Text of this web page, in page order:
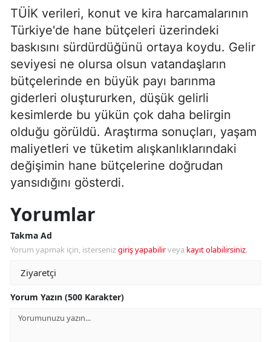
TÜİK verileri, konut ve kira harcamalarının
Türkiye'de hane bütçeleri üzerindeki
baskısını sürdürdüğünü ortaya koydu. Gelir
seviyesi ne olursa olsun vatandaşların
bütçelerinde en büyük payı barınma
giderleri oluştururken, düşük gelirli
kesimlerde bu yükün çok daha belirgin
olduğu görüldü. Araştırma sonuçları, yaşam
maliyetleri ve tüketim alışkanlıklarındaki
değişimin hane bütçelerine doğrudan
yansıdığını gösterdi.
Yorumlar
Takma Ad
Yorum yapmak için, istersenizgiriş yapabilirveya kayıt olabilirsiniz.
Yorum Yazın (500 Karakter)